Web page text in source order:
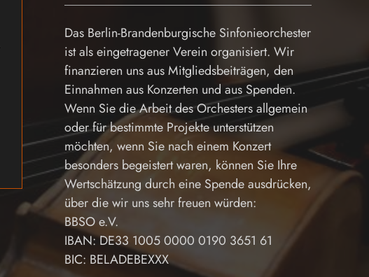
Das Berlin-Brandenburgische Sinfonieorchester
ist als eingetragener Verein organisiert. Wir
finanzieren uns aus Mitgliedsbeiträgen, den
Einnahmen aus Konzerten und aus Spenden.
Wenn Sie die Arbeit des Orchesters allgemein
oder für bestimmte Projekte unterstützen
möchten, wenn Sie nach einem Konzert
besonders begeistert waren, können Sie Ihre
Wertschätzung durch eine Spende ausdrücken,
über die wir uns sehr freuen würden:
BBSO e.V.
IBAN: DE33 1005 0000 0190 3651 61
BIC: BELADEBEXXX